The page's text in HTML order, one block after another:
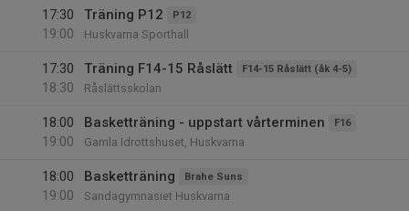
17:30
19:00
Träning P12 P12
Huskvarna Sporthall
17:30
18:30
Träning F14-15 Råslätt F14-15 Råslätt (åk 4-5)
Råslättsskolan
18:00
19:00
Basketträning - uppstart vårterminen F16
Gamla Idrottshuset, Huskvarna
18:00
19:00
Basketträning Brahe Suns
Sandagymnasiet Huskvarna